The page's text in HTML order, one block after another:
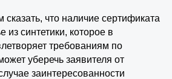
сказать, что наличие сертификата
из синтетики, которое в
требованиям по
уберечь заявителя от
заинтересованности